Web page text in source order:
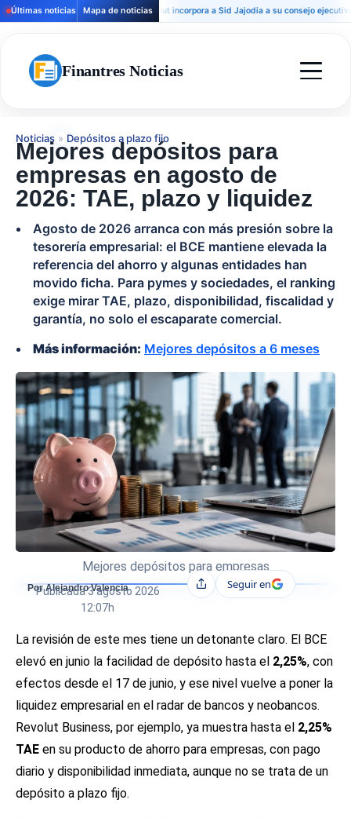
Últimas noticias Mapa de noticias
Revolut incorpora a Sid Jajodia a su consejo ejecutivo
Finantres Noticias
Noticias » Depósitos a plazo fijo
Mejores depósitos para
empresas en agosto de
2026: TAE, plazo y liquidez
Agosto de 2026 arranca con más presión sobre la
tesorería empresarial: el BCE mantiene elevada la
referencia del ahorro y algunas entidades han
movido ficha. Para pymes y sociedades, el ranking
exige mirar TAE, plazo, disponibilidad, fiscalidad y
garantía, no solo el escaparate comercial.
Más información: Mejores depósitos a 6 meses
Mejores depósitos para empresas
Por Alejandro Valencia
Publicada3 agosto 2026
12:07h
CompartirSeguir en
La revisión de este mes tiene un detonante claro. El BCE
elevó en junio la facilidad de depósito hasta el 2,25%, con
efectos desde el 17 de junio, y ese nivel vuelve a poner la
liquidez empresarial en el radar de bancos y neobancos.
Revolut Business, por ejemplo, ya muestra hasta el 2,25%
TAE en su producto de ahorro para empresas, con pago
diario y disponibilidad inmediata, aunque no se trata de un
depósito a plazo fijo.